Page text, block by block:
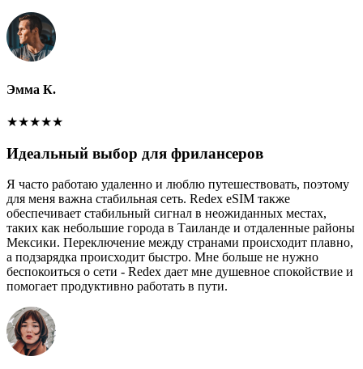
Эмма К.
★★★★★
Идеальный выбор для фрилансеров
Я часто работаю удаленно и люблю путешествовать, поэтому
для меня важна стабильная сеть. Redex eSIM также
обеспечивает стабильный сигнал в неожиданных местах,
таких как небольшие города в Таиланде и отдаленные районы
Мексики. Переключение между странами происходит плавно,
а подзарядка происходит быстро. Мне больше не нужно
беспокоиться о сети - Redex дает мне душевное спокойствие и
помогает продуктивно работать в пути.